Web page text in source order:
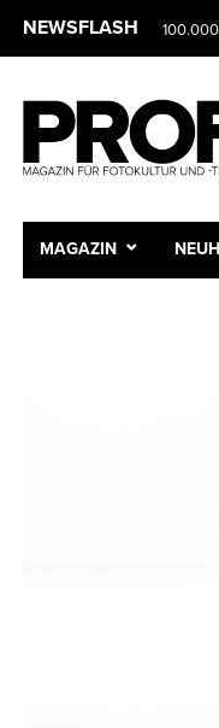
NEWSFLASH
MAGAZIN